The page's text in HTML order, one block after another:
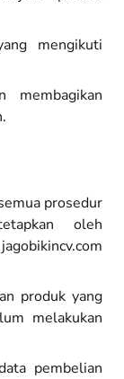
mengikuti
membagikan
prosedur
oleh
produk yang
melakukan
pembelian